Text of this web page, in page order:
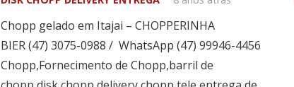
Chopp gelado em Itajai – CHOPPERINHA
BIER (47) 3075-0988 / WhatsApp (47) 99946-4456
Chopp,Fornecimento de Chopp,barril de